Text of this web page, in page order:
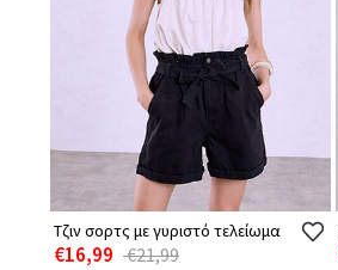
Τζιν σορτς με γυριστό τελείωμα
€16,99 €21,99